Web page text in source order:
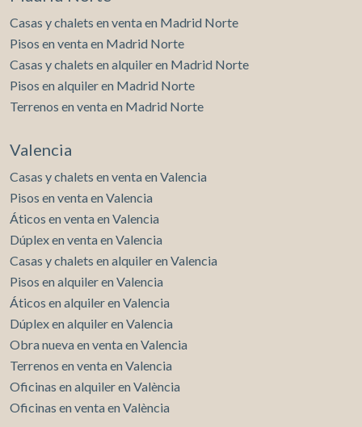
Casas y chalets en venta en Madrid Norte
Pisos en venta en Madrid Norte
Casas y chalets en alquiler en Madrid Norte
Pisos en alquiler en Madrid Norte
Terrenos en venta en Madrid Norte
Valencia
Casas y chalets en venta en Valencia
Pisos en venta en Valencia
Áticos en venta en Valencia
Dúplex en venta en Valencia
Casas y chalets en alquiler en Valencia
Pisos en alquiler en Valencia
Áticos en alquiler en Valencia
Dúplex en alquiler en Valencia
Obra nueva en venta en Valencia
Terrenos en venta en Valencia
Oficinas en alquiler en València
Oficinas en venta en València